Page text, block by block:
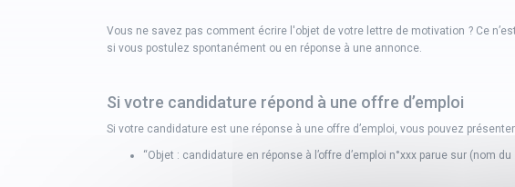
Vous ne savez pas comment écrire l'objet de votre lettre de motivation ? Ce
si vous postulez spontanément ou en réponse à une annonce.
Si votre candidature répond à une offre d’emploi
Si votre candidature est une réponse à une offre d’emploi, vous pouvez
“Objet : candidature en réponse à l’offre d’emploi n°xxx parue sur (nom